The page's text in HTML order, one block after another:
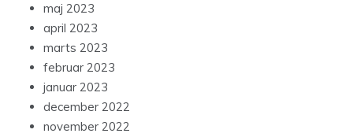
maj 2023
april 2023
marts 2023
februar 2023
januar 2023
december 2022
november 2022